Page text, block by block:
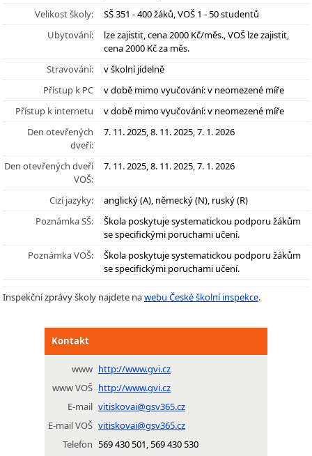
Velikost školy:
SŠ 351 - 400 žáků, VOŠ 1 - 50 studentů
Ubytování:
lze zajistit, cena 2000 Kč/měs., VOŠ lze zajistit,
cena 2000 Kč za měs.
Stravování:
v školní jídelně
Přístup k PC
v době mimo vyučování: v neomezené míře
Přístup k internetu
v době mimo vyučování: v neomezené míře
Den otevřených
dveří:
7. 11. 2025, 8. 11. 2025, 7. 1. 2026
Den otevřených dveří
VOŠ:
7. 11. 2025, 8. 11. 2025, 7. 1. 2026
Cizí jazyky:
anglický (A), německý (N), ruský (R)
Poznámka SŠ:
Škola poskytuje systematickou podporu žákům
se specifickými poruchami učení.
Poznámka VOŠ:
Škola poskytuje systematickou podporu žákům
se specifickými poruchami učení.
Inspekční zprávy školy najdete nawebu České školní inspekce.
Kontakt
www http://www.gvi.cz
www VOŠ http://www.gvi.cz
E-mail vitiskovai@gsv365.cz
E-mail VOŠ vitiskovai@gsv365.cz
Telefon 569 430 501, 569 430 530